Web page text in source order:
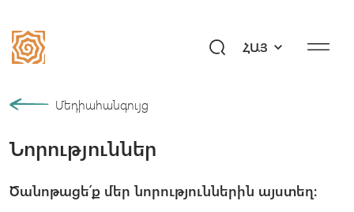
ՀԱՅ
Մեր պատմությունը
Համայնք
Ծրագրեր
Նվիրի՛ր ապագա
Մեդիահանգույց
Նորություններ
Ծանոթացե՛ք մեր նորություններին այստեղ։